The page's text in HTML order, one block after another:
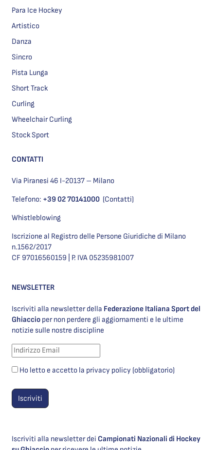
Para Ice Hockey
Artistico
Danza
Sincro
Pista Lunga
Short Track
Curling
Wheelchair Curling
Stock Sport
CONTATTI
Via Piranesi 46 I-20137 – Milano
Telefono: +39 02 70141000 (Contatti)
Whistleblowing
Iscrizione al Registro delle Persone Giuridiche di Milano
n.1562/2017
CF 97016560159 | P. IVA 05235981007
NEWSLETTER
Iscriviti alla newsletter della Federazione Italiana Sport del
Ghiaccio per non perdere gli aggiornamenti e le ultime
notizie sulle nostre discipline
Ho letto e accetto la privacy policy (obbligatorio)
Iscriviti alla newsletter dei Campionati Nazionali di Hockey